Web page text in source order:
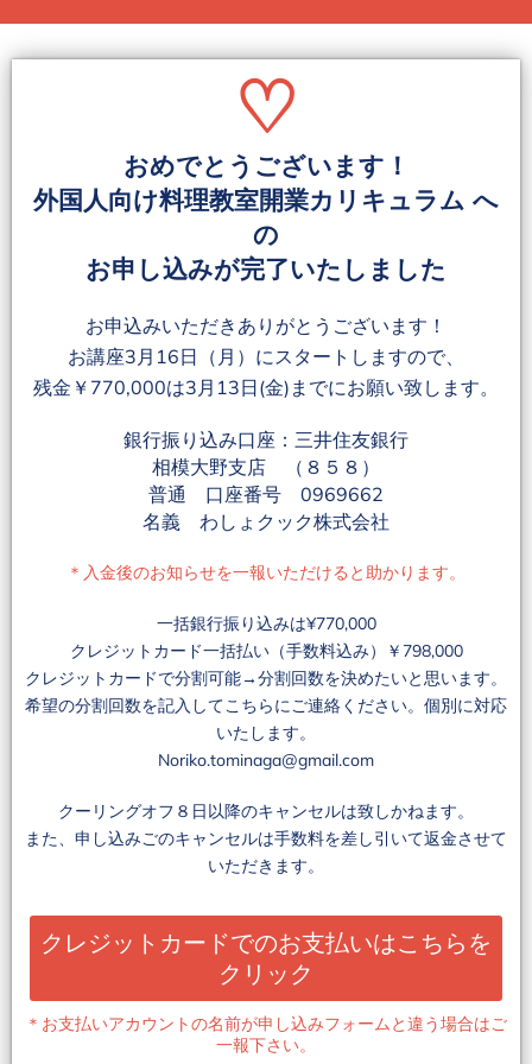
♡
おめでとうございます！
外国人向け料理教室開業カリキュラム へ
の
お申し込みが完了いたしました
お申込みいただきありがとうございます！
お講座3月16日（月）にスタートしますので、
残金￥770,000は3月13日(金)までにお願い致します。
銀行振り込み口座：三井住友銀行
相模大野支店 （８５８）
普通 口座番号 0969662
名義 わしょクック株式会社
＊入金後のお知らせを一報いただけると助かります。
一括銀行振り込みは¥770,000
クレジットカード一括払い（手数料込み）￥798,000
クレジットカードで分割可能→分割回数を決めたいと思います。
希望の分割回数を記入してこちらにご連絡ください。個別に対応
いたします。
Noriko.tominaga@gmail.com
クーリングオフ８日以降のキャンセルは致しかねます。
また、申し込みごのキャンセルは手数料を差し引いて返金させて
いただきます。
クレジットカードでのお支払いはこちらを
クリック
＊お支払いアカウントの名前が申し込みフォームと違う場合はご
一報下さい。